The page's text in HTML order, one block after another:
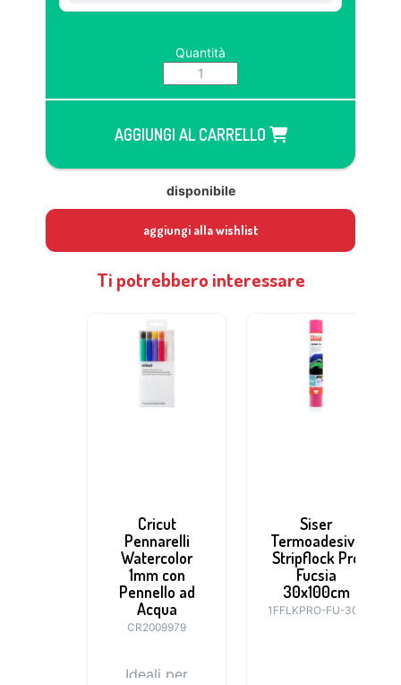
Quantità
AGGIUNGI AL CARRELLO
disponibile
aggiungi alla wishlist
Ti potrebbero interessare
Cricut
Pennarelli
Watercolor
1mm con
Pennello ad
Acqua
CR2009979
Ideali per
Siser
Termoadesivo
Stripflock Pro
Fucsia
30x100cm
1FFLKPRO-FU-300